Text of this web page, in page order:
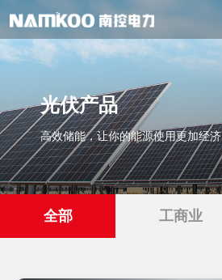
光伏产品
高效储能，让你的能源使用更加经济
全部 工商业